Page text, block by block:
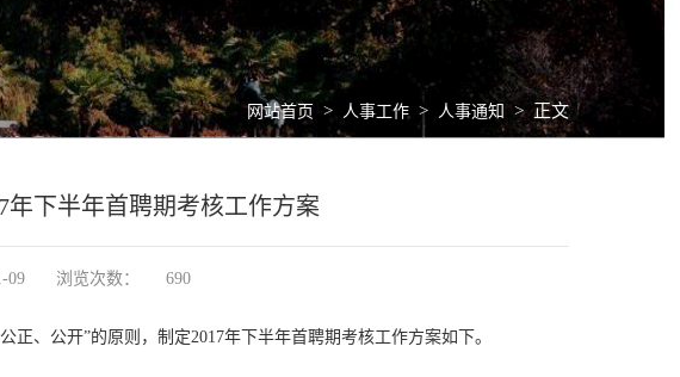
网站首页 > 人事工作 > 人事通知 >正文
年下半年首聘期考核工作方案
09 浏览次数： 690
、公开”的原则，制定2017年下半年首聘期考核工作方案如下。